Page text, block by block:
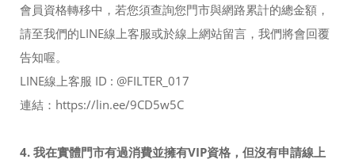
會員資格轉移中，若您須查詢您門市與網路累計的總金額，
請至我們的LINE線上客服或於線上網站留言，我們將會回覆
告知喔。
LINE線上客服 ID : @FILTER_017
連結：https://lin.ee/9CD5w5C
4. 我在實體門市有過消費並擁有VIP資格，但沒有申請線上